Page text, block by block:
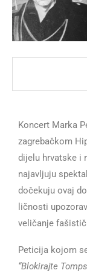
Koncert Marka
zagrebačkom
dijelu hrvatske i
najavljuju
dočekuju ovaj
ličnosti
veličanje
Peticija kojom
“Blokirajte